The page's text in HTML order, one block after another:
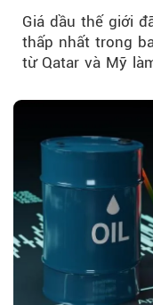
Giá dầu thế giới
thấp nhất trong
từ Qatar và Mỹ
Iran.